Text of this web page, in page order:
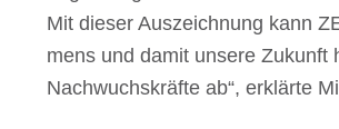
Mit dieser Auszeich­nung kann
mens und damit unsere Zukunft
Nach­wuchs­kräfte ab“, erklärte